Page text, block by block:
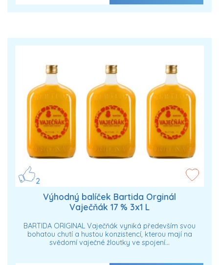
2
Výhodný balíček Bartida Orginál
Vaječňák 17 % 3x1 L
BARTIDA ORIGINAL Vaječňák vyniká především svou
bohatou chutí a hustou konzistencí, kterou mají na
svědomí vaječné žloutky ve spojení…